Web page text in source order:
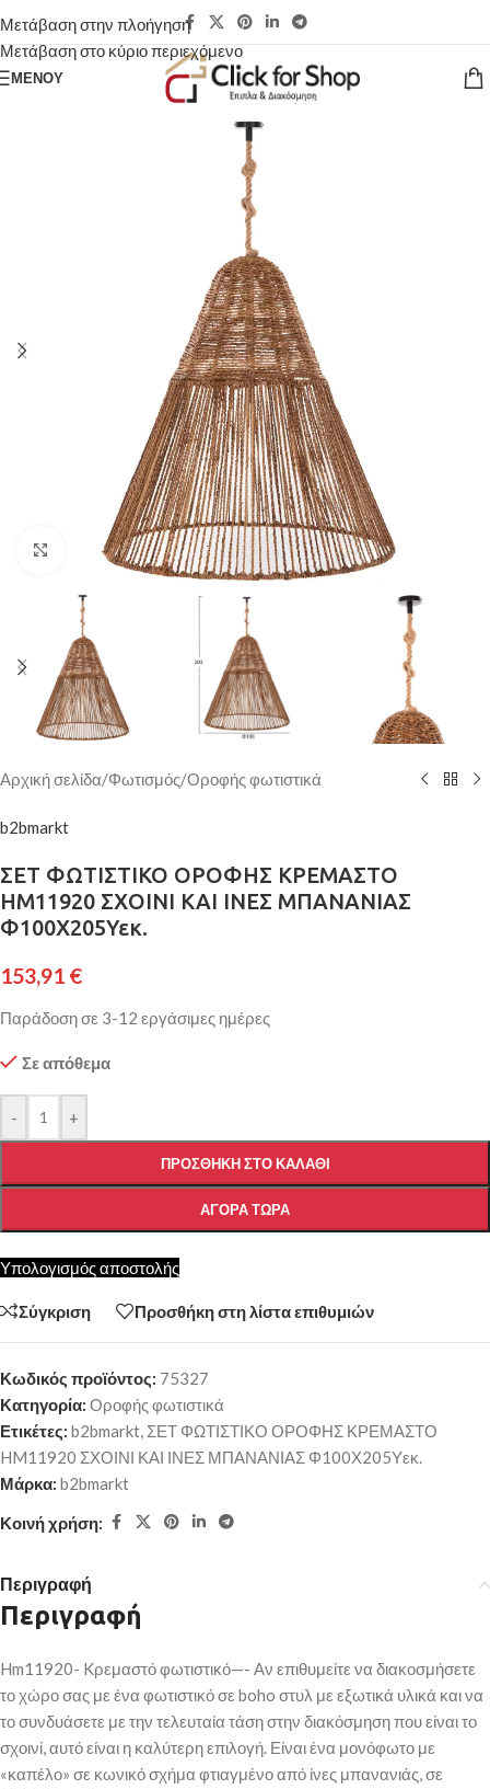
Μετάβαση στην πλοήγηση
Μετάβαση στο κύριο περιεχόμενο
ΜΕΝΟΎ
Κάντε κλικ για μεγέθυνση
Αρχική σελίδα/Φωτισμός/Οροφής φωτιστικά
b2bmarkt
ΣΕΤ ΦΩΤΙΣΤΙΚΟ ΟΡΟΦΗΣ ΚΡΕΜΑΣΤΟ
HM11920 ΣΧΟΙΝΙ ΚΑΙ ΙΝΕΣ ΜΠΑΝΑΝΙΑΣ
Φ100Χ205Υεκ.
153,91 €
Παράδοση σε 3-12 εργάσιμες ημέρες
Σε απόθεμα
- +
ΠΡΟΣΘΉΚΗ ΣΤΟ ΚΑΛΆΘΙ
ΑΓΟΡΆ ΤΏΡΑ
Υπολογισμός αποστολής
Σύγκριση Προσθήκη στη λίστα επιθυμιών
Κωδικός προϊόντος: 75327
Κατηγορία: Οροφής φωτιστικά
Ετικέτες: b2bmarkt, ΣΕΤ ΦΩΤΙΣΤΙΚΟ ΟΡΟΦΗΣ ΚΡΕΜΑΣΤΟ
HM11920 ΣΧΟΙΝΙ ΚΑΙ ΙΝΕΣ ΜΠΑΝΑΝΙΑΣ Φ100Χ205Υεκ.
Μάρκα: b2bmarkt
Κοινή χρήση:
Περιγραφή
Περιγραφή
Hm11920- Kρεμαστό φωτιστικό—- Αν επιθυμείτε να διακοσμήσετε
το χώρο σας με ένα φωτιστικό σε boho στυλ με εξωτικά υλικά και να
το συνδυάσετε με την τελευταία τάση στην διακόσμηση που είναι το
σχοινί, αυτό είναι η καλύτερη επιλογή. Είναι ένα μονόφωτο με
«καπέλο» σε κωνικό σχήμα φτιαγμένο από ίνες μπανανιάς, σε